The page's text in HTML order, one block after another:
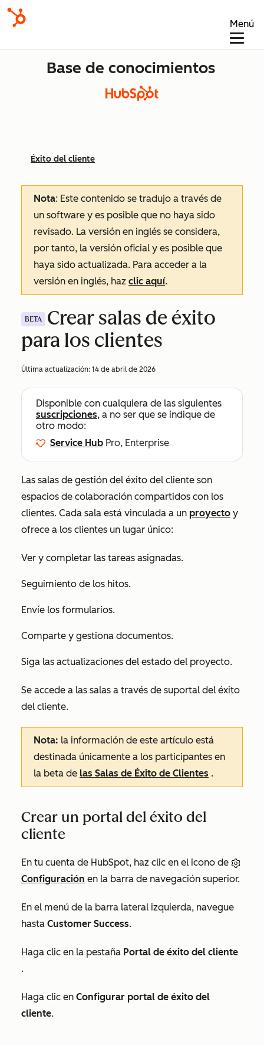
Menú
Base de conocimientos
Éxito del cliente
Nota: Este contenido se tradujo a través de
un software y es posible que no haya sido
revisado. La versión en inglés se considera,
por tanto, la versión oficial y es posible que
haya sido actualizada. Para acceder a la
versión en inglés, haz clic aquí.
BETA
Crear salas de éxito
para los clientes
Última actualización: 14 de abril de 2026
Disponible con cualquiera de las siguientes
suscripciones, a no ser que se indique de
otro modo:
Service Hub Pro, Enterprise
Las salas de gestión del éxito del cliente son
espacios de colaboración compartidos con los
clientes. Cada sala está vinculada a un proyecto y
ofrece a los clientes un lugar único:
Ver y completar las tareas asignadas.
Seguimiento de los hitos.
Envíe los formularios.
Comparte y gestiona documentos.
Siga las actualizaciones del estado del proyecto.
Se accede a las salas a través de suportal del éxito
del cliente.
Nota: la información de este artículo está
destinada únicamente a los participantes en
la beta de las Salas de Éxito de Clientes .
Crear un portal del éxito del
cliente
En tu cuenta de HubSpot, haz clic en el icono de
Configuración en la barra de navegación superior.
En el menú de la barra lateral izquierda, navegue
hasta Customer Success.
Haga clic en la pestaña Portal de éxito del cliente
.
Haga clic en Configurar portal de éxito del
cliente.